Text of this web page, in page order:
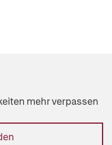
mehr verpassen